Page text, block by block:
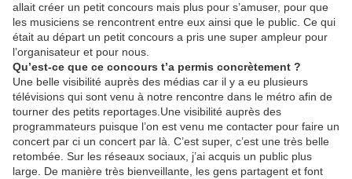
allait créer un petit concours mais plus pour s’amuser, pour que
les musiciens se rencontrent entre eux ainsi que le public. Ce qui
était au départ un petit concours a pris une super ampleur pour
l’organisateur et pour nous.
Qu’est-ce que ce concours t’a permis concrètement ?
Une belle visibilité auprès des médias car il y a eu plusieurs
télévisions qui sont venu à notre rencontre dans le métro afin de
tourner des petits reportages.Une visibilité auprès des
programmateurs puisque l’on est venu me contacter pour faire un
concert par ci un concert par là. C’est super, c’est une très belle
retombée. Sur les réseaux sociaux, j’ai acquis un public plus
large. De manière très bienveillante, les gens partagent et font